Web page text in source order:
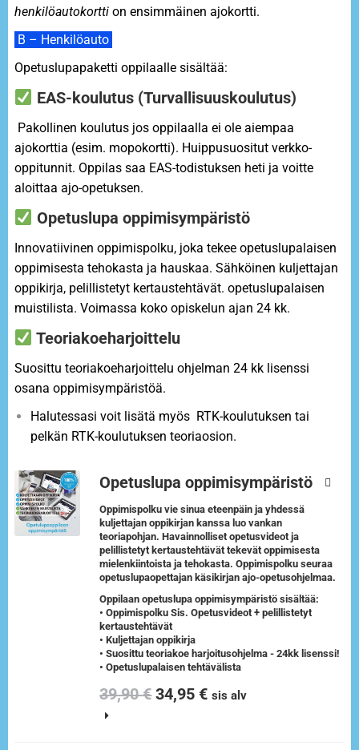
henkilöautokortti on ensimmäinen ajokortti.
B – Henkilöauto
Opetuslupapaketti oppilaalle sisältää:
EAS-koulutus(Turvallisuuskoulutus)
Pakollinen koulutus jos oppilaalla ei ole aiempaa
ajokorttia (esim. mopokortti). Huippusuositut verkko-
oppitunnit. Oppilas saa EAS-todistuksen heti ja voitte
aloittaa ajo-opetuksen.
Opetuslupa oppimisympäristö
Innovatiivinen oppimispolku, joka tekee opetuslupalaisen
oppimisesta tehokasta ja hauskaa. Sähköinen kuljettajan
oppikirja, pelillistetyt kertaustehtävät. opetuslupalaisen
muistilista. Voimassa koko opiskelun ajan 24 kk.
Teoriakoeharjoittelu
Suosittu teoriakoeharjoittelu ohjelman 24 kk lisenssi
osana oppimisympäristöä.
Halutessasi voit lisätä myös RTK-koulutuksen tai
pelkän RTK-koulutuksen teoriaosion.
Opetuslupa oppimisympäristö
Oppimispolku vie sinua eteenpäin ja yhdessä
kuljettajan oppikirjan kanssa luo vankan
teoriapohjan. Havainnolliset opetusvideot ja
pelillistetyt kertaustehtävät tekevät oppimisesta
mielenkiintoista ja tehokasta. Oppimispolku seuraa
opetuslupaopettajan käsikirjan ajo-opetusohjelmaa.
Oppilaan opetuslupa oppimisympäristö sisältää:
• Oppimispolku Sis. Opetusvideot + pelillistetyt
kertaustehtävät
• Kuljettajan oppikirja
• Suosittu teoriakoe harjoitusohjelma - 24kk lisenssi!
• Opetuslupalaisen tehtävälista
39,90€ 34,95€ sis alv